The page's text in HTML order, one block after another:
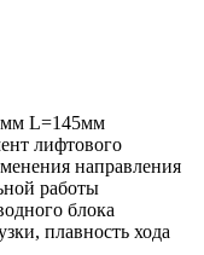
L=145мм
лифтового
направления
работы
блока
плавность хода